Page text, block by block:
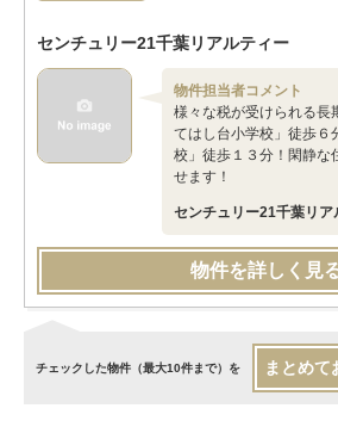
センチュリー21千葉リアルティー
物件担当者コメント
様々な税が受けられる長
てはし台小学校」徒歩６
校」徒歩１３分！閑静な
せます！
センチュリー21千葉リア
物件を詳しく見
チェックした物件（最大10件まで）を まとめて